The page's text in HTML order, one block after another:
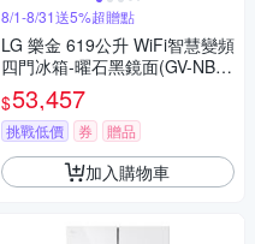
8/1-8/31送5%超贈點
LG 樂金 619公升 WiFi智慧變頻
四門冰箱-曜石黑鏡面(GV-NB61
BG)(送基本安裝)
$53,457
挑戰低價 券 贈品
加入購物車